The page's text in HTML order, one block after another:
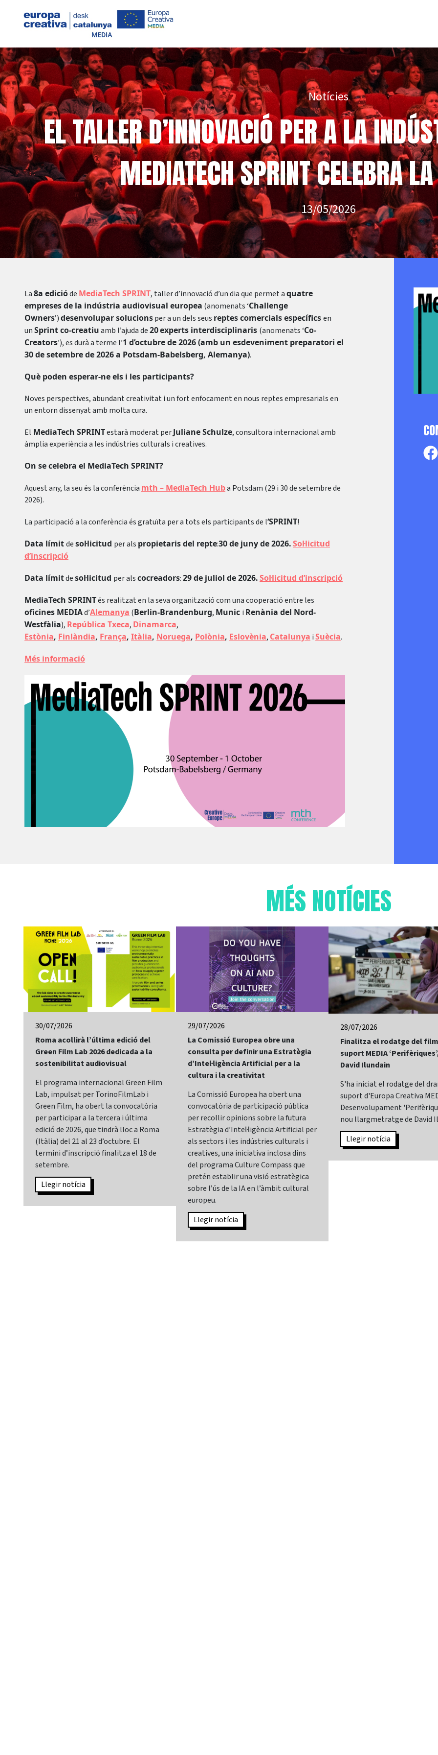
Notícies
EL TALLER D’INNOVACIÓ PER A LA
MEDIATECH SPRINT CELEBRA
13/05/2026
La8a edicióde MediaTech SPRINT, taller d’innovació d’un dia que permet aquatre
empreses de la indústria audiovisual europea (anomenats ‘Challenge
Owners’)desenvolupar solucionsper a un dels seus reptes comercials específicsen
unSprint co-creatiuamb l’ajuda de20experts interdisciplinaris (anomenats ‘Co-
Creators’), es durà a terme l’1 d’octubre de 2026 (amb un esdeveniment preparatori el
30 de setembre de 2026 a Potsdam-Babelsberg, Alemanya).
Què poden esperar-ne els i les participants?
Noves perspectives, abundant creativitat i un fort enfocament en nous reptes empresarials en
un entorn dissenyat amb molta cura.
El MediaTech SPRINTestarà moderat perJuliane Schulze, consultora internacional amb
àmplia experiència a les indústries culturals i creatives.
On se celebra el MediaTech SPRINT?
Aquest any, la seu és la conferència mth – MediaTech Huba Potsdam (29 i 30 de setembre de
2026).
La participació a la conferència és gratuïta per a tots els participants de l‘SPRINT!
Data límitdesol·licitud per als propietaris del repte:30 de juny de 2026.Sol·licitud
d’inscripció
Data límitdesol·licitud per alscocreadors:29 de juliol de 2026.Sol·licitud d’inscripció
MediaTech SPRINTés realitzat en la seva organització com una cooperació entre les
oficines MEDIAd’Alemanya (Berlin-Brandenburg, Munic i Renània del Nord-
Westfàlia), República Txeca, Dinamarca,
Estònia, Finlàndia, França, Itàlia, Noruega, Polònia, Eslovènia, Catalunya iSuècia.
Més informació
MÉS NOTÍCIES
30/07/2026
Roma acollirà l’última edició del
Green Film Lab 2026 dedicada a la
sostenibilitat audiovisual
El programa internacional Green Film
Lab, impulsat per TorinoFilmLab i
Green Film, ha obert la convocatòria
per participar a la tercera i última
edició de 2026, que tindrà lloc a Roma
(Itàlia) del 21 al 23 d’octubre. El
termini d’inscripció finalitza el 18 de
setembre.
Llegir notícia
29/07/2026
La Comissió Europea obre una
consulta per definir una Estratègia
d’Intel·ligència Artificial per a la
cultura i la creativitat
La Comissió Europea ha obert una
convocatòria de participació pública
per recollir opinions sobre la futura
Estratègia d’Intel·ligència Artificial per
als sectors i les indústries culturals i
creatives, una iniciativa inclosa dins
del programa Culture Compass que
pretén establir una visió estratègica
sobre l’ús de la IA en l’àmbit cultural
europeu.
Llegir notícia
28/07/2026
Finalitza el rodatge del
suport MEDIA
David Ilundain
S'ha iniciat el rodatge del
suport d'Europa Creativa
Desenvolupament
nou llargmetratge de David
Llegir notícia